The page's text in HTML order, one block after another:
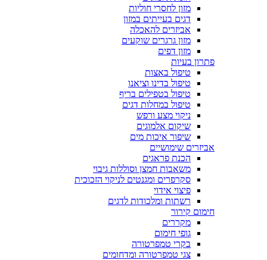
מזון לחסרי חוליות
דגים בעייתים במזון
אביזרים להאכלה
מזון גרגרים שוקעים
מזון דפים
פתרון בעיות
טיפול באצות
טיפול בדינו וציאנו
טיפול בטפילים בריף
טיפול במחלות דגים
ניקוי מצע ורפש
שיקום אלמוגים
שיפור איכות מים
אביזרים שימושיים
הכנת פראגים
משאבות חמצן וסוללות גיבוי
סקרפרים ומגנטים לניקוי הזכוכית
פיצוי אידוי
רשתות ומלכודות לדגים
חימום קירור
מקררים
גופי חימום
בקרי טמפרטורה
צגי טמפרטורה ומדחומים